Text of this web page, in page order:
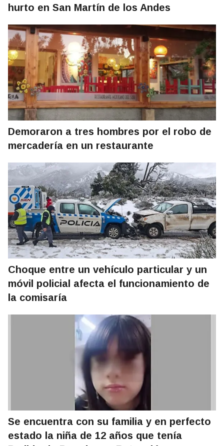
hurto en San Martín de los Andes
Demoraron a tres hombres por el robo de
mercadería en un restaurante
Choque entre un vehículo particular y un
móvil policial afecta el funcionamiento de
la comisaría
Se encuentra con su familia y en perfecto
estado la niña de 12 años que tenía